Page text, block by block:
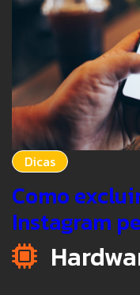
Dicas
Como
Instagram